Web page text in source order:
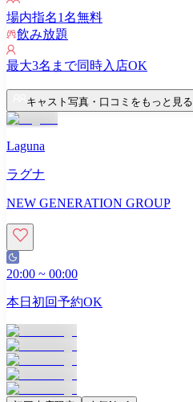
場内指名1名無料
飲み放題
最大3名まで同時入店OK
キャスト写真・口コミをもっと見る
Laguna
ラグナ
NEW GENERATION GROUP
20:00 ~ 00:00
本日初回予約OK